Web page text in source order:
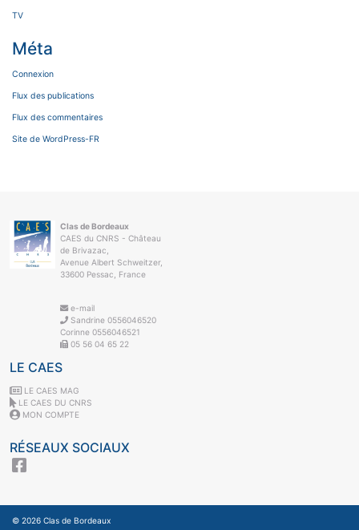
TV
Méta
Connexion
Flux des publications
Flux des commentaires
Site de WordPress-FR
Clas de Bordeaux
CAES du CNRS - Château
de Brivazac,
Avenue Albert Schweitzer,
33600 Pessac, France
e-mail
Sandrine 0556046520
Corinne 0556046521
05 56 04 65 22
LE CAES
LE CAES MAG
LE CAES DU CNRS
MON COMPTE
RÉSEAUX SOCIAUX
© 2026 Clas de Bordeaux